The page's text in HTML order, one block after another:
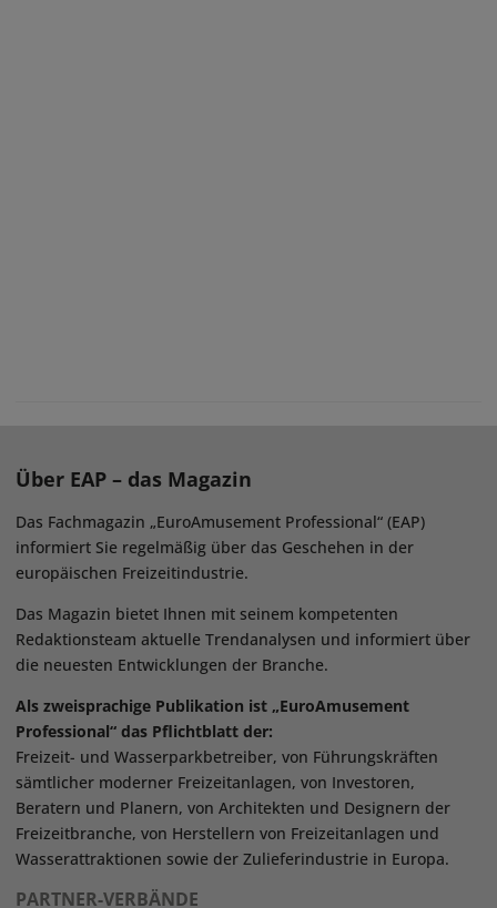
Über EAP – das Magazin
Das Fachmagazin „EuroAmusement Professional“ (EAP)
informiert Sie regelmäßig über das Geschehen in der
europäischen Freizeitindustrie.
Das Magazin bietet Ihnen mit seinem kompetenten
Redaktionsteam aktuelle Trendanalysen und informiert über
die neuesten Entwicklungen der Branche.
Als zweisprachige Publikation ist „EuroAmusement
Professional“ das Pflichtblatt der:
Freizeit- und Wasserparkbetreiber, von Führungskräften
sämtlicher moderner Freizeitanlagen, von Investoren,
Beratern und Planern, von Architekten und Designern der
Freizeitbranche, von Herstellern von Freizeitanlagen und
Wasserattraktionen sowie der Zulieferindustrie in Europa.
PARTNER-VERBÄNDE